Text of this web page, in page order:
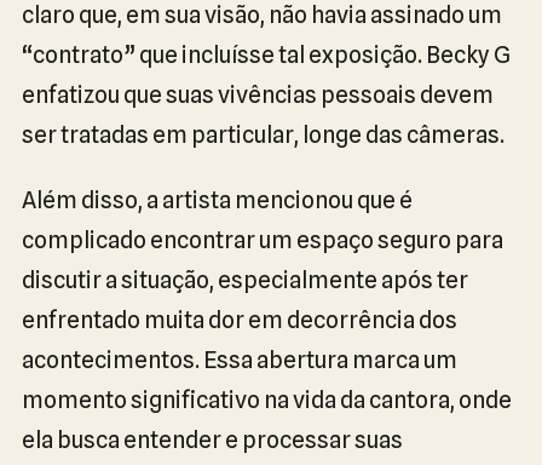
claro que, em sua visão, não havia assinado um
“contrato” que incluísse tal exposição. Becky G
enfatizou que suas vivências pessoais devem
ser tratadas em particular, longe das câmeras.
Além disso, a artista mencionou que é
complicado encontrar um espaço seguro para
discutir a situação, especialmente após ter
enfrentado muita dor em decorrência dos
acontecimentos. Essa abertura marca um
momento significativo na vida da cantora, onde
ela busca entender e processar suas